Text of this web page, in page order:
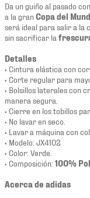
Da un guiño al pasado con
a la granCopa del
será ideal para salir a la
sin sacrificar la
Detalles
• Cintura elástica con
• Corte regular para
• Bolsillos laterales con
manera segura.
• Cierre en los tobillos
• No lavar en seco.
• Lavar a máquina con
• Modelo: JX4102
• Color: Verde.
• Composición: 100%
Acerca de adidas